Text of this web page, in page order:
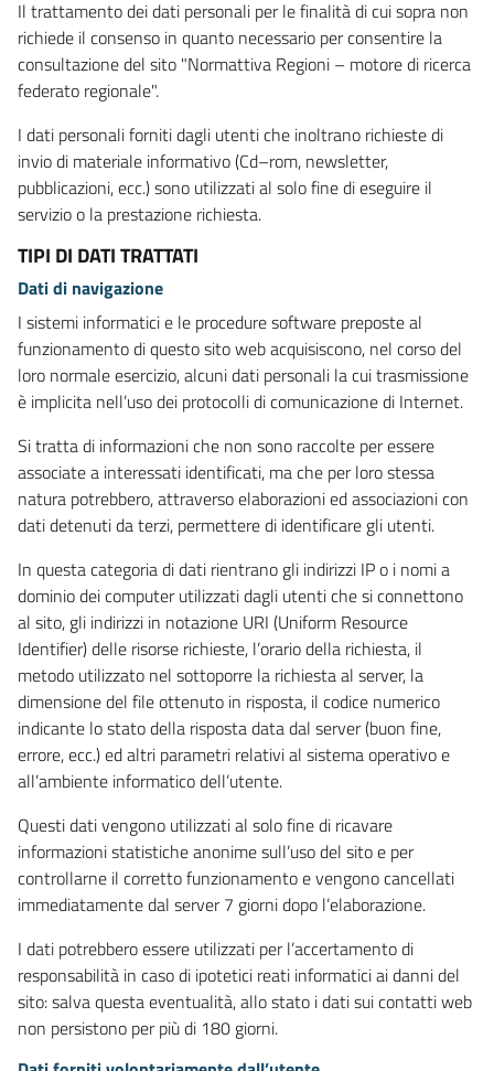
Il trattamento dei dati personali per le finalità di cui sopra non
richiede il consenso in quanto necessario per consentire la
consultazione del sito "Normattiva Regioni – motore di ricerca
federato regionale".
I dati personali forniti dagli utenti che inoltrano richieste di
invio di materiale informativo (Cd–rom, newsletter,
pubblicazioni, ecc.) sono utilizzati al solo fine di eseguire il
servizio o la prestazione richiesta.
TIPI DI DATI TRATTATI
Dati di navigazione
I sistemi informatici e le procedure software preposte al
funzionamento di questo sito web acquisiscono, nel corso del
loro normale esercizio, alcuni dati personali la cui trasmissione
è implicita nell’uso dei protocolli di comunicazione di Internet.
Si tratta di informazioni che non sono raccolte per essere
associate a interessati identificati, ma che per loro stessa
natura potrebbero, attraverso elaborazioni ed associazioni con
dati detenuti da terzi, permettere di identificare gli utenti.
In questa categoria di dati rientrano gli indirizzi IP o i nomi a
dominio dei computer utilizzati dagli utenti che si connettono
al sito, gli indirizzi in notazione URI (Uniform Resource
Identifier) delle risorse richieste, l’orario della richiesta, il
metodo utilizzato nel sottoporre la richiesta al server, la
dimensione del file ottenuto in risposta, il codice numerico
indicante lo stato della risposta data dal server (buon fine,
errore, ecc.) ed altri parametri relativi al sistema operativo e
all’ambiente informatico dell’utente.
Questi dati vengono utilizzati al solo fine di ricavare
informazioni statistiche anonime sull’uso del sito e per
controllarne il corretto funzionamento e vengono cancellati
immediatamente dal server 7 giorni dopo l’elaborazione.
I dati potrebbero essere utilizzati per l’accertamento di
responsabilità in caso di ipotetici reati informatici ai danni del
sito: salva questa eventualità, allo stato i dati sui contatti web
non persistono per più di 180 giorni.